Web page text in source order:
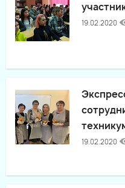
19.02.2020
19.02.2020